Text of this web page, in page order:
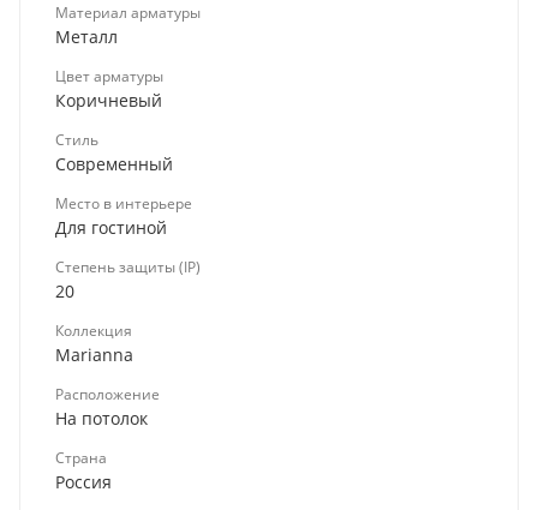
Материал арматуры
Металл
Цвет арматуры
Коричневый
Стиль
Современный
Место в интерьере
Для гостиной
Степень защиты (IP)
20
Коллекция
Marianna
Расположение
На потолок
Страна
Россия